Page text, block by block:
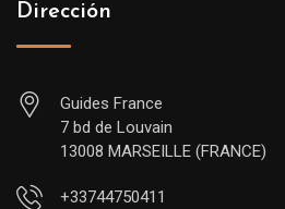
Dirección
Guides France
7 bd de Louvain
13008 MARSEILLE (FRANCE)
+33744750411